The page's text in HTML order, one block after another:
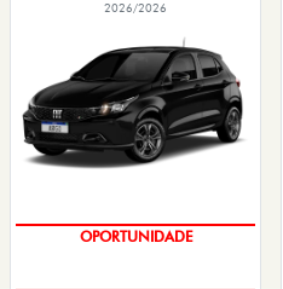
2026/2026
OPORTUNIDADE